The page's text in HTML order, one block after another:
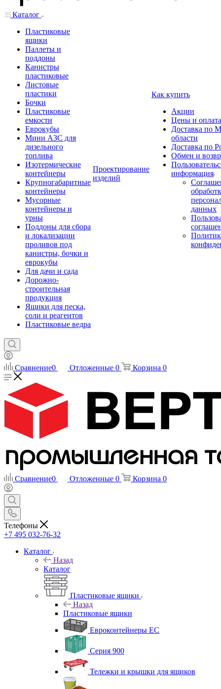
Каталог
Пластиковые
ящики
Паллеты и
поддоны
Канистры
пластиковые
Листовые
пластики
Бочки
Пластиковые
емкости
Еврокубы
Мини АЗС для
дизельного
топлива
Изотермические
контейнеры
Крупногабаритные
контейнеры
Мусорные
контейнеры и
урны
Поддоны для сбора
и локализации
проливов под
канистры, бочки и
еврокубы
Для дачи и сада
Дорожно-
строительная
продукция
Ящики для песка,
соли и реагентов
Пластиковые ведра
Проектирование
изделий
Как купить
Акции
Цены и оплата
Доставка по
области
Доставка по
Обмен и
информация
данных
Сравнение0 Отложенные 0 Корзина 0
Сравнение0 Отложенные 0 Корзина 0
Телефоны
+7 495 032-76-32
Каталог
Назад
Каталог
Пластиковые ящики
Назад
Пластиковые ящики
Евроконтейнеры ЕС
Серия 900
Тележки и крышки для ящиков